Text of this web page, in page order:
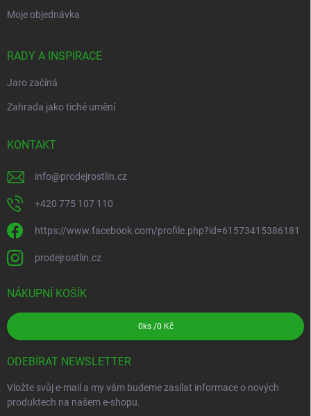
Moje objednávka
RADY A INSPIRACE
Jaro začíná
Zahrada jako tiché umění
KONTAKT
info@prodejrostlin.cz
+420 775 107 110
https://www.facebook.com/profile.php?id=61573415386181
prodejrostlin.cz
NÁKUPNÍ KOŠÍK
0 ks /0 Kč
ODEBÍRAT NEWSLETTER
Vložte svůj e-mail a my vám budeme zasílat informace o nových
produktech na našem e-shopu.